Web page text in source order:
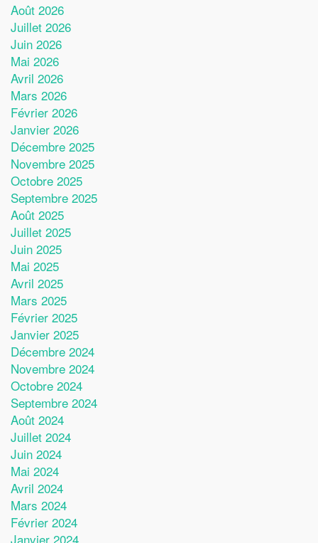
Août 2026
Juillet 2026
Juin 2026
Mai 2026
Avril 2026
Mars 2026
Février 2026
Janvier 2026
Décembre 2025
Novembre 2025
Octobre 2025
Septembre 2025
Août 2025
Juillet 2025
Juin 2025
Mai 2025
Avril 2025
Mars 2025
Février 2025
Janvier 2025
Décembre 2024
Novembre 2024
Octobre 2024
Septembre 2024
Août 2024
Juillet 2024
Juin 2024
Mai 2024
Avril 2024
Mars 2024
Février 2024
Janvier 2024